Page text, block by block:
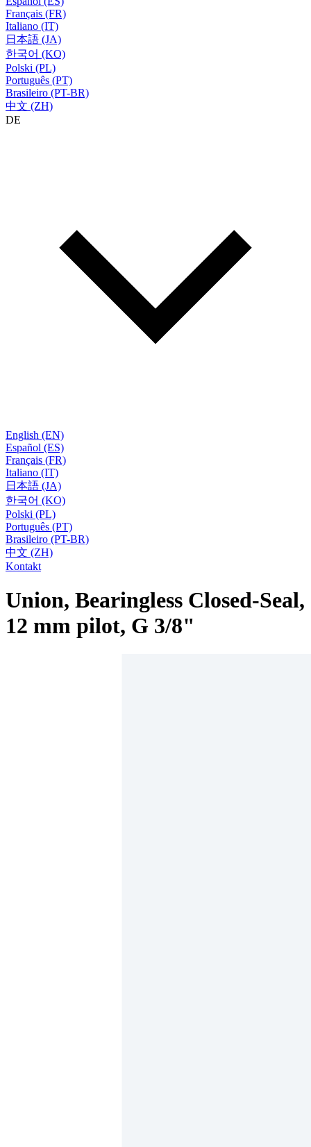
Français (FR)
Italiano (IT)
日本語 (JA)
한국어 (KO)
Polski (PL)
Português (PT)
Brasileiro (PT-BR)
中文 (ZH)
DE
English (EN)
Español (ES)
Français (FR)
Italiano (IT)
日本語 (JA)
한국어 (KO)
Polski (PL)
Português (PT)
Brasileiro (PT-BR)
中文 (ZH)
Kontakt
Union, Bearingless Closed-Seal,
12 mm pilot, G 3/8"